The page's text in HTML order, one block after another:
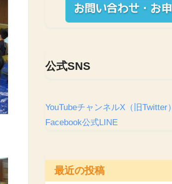
公式SNS
YouTubeチャンネルX（旧Twitter）
Facebook公式LINE
最近の投稿